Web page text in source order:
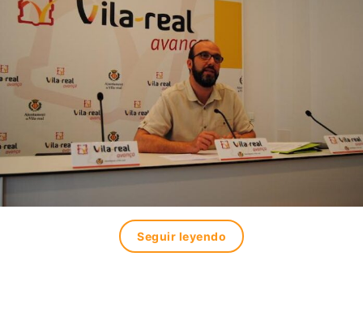
Seguir leyendo